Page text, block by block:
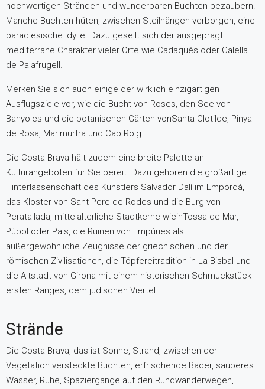
hochwertigen Stränden und wunderbaren Buchten bezaubern.
Manche Buchten hüten, zwischen Steilhängen verborgen, eine
paradiesische Idylle. Dazu gesellt sich der ausgeprägt
mediterrane Charakter vieler Orte wie Cadaqués oder Calella
de Palafrugell.
Merken Sie sich auch einige der wirklich einzigartigen
Ausflugsziele vor, wie die Bucht von Roses, den See von
Banyoles und die botanischen Gärten vonSanta Clotilde, Pinya
de Rosa, Marimurtra und Cap Roig.
Die Costa Brava hält zudem eine breite Palette an
Kulturangeboten für Sie bereit. Dazu gehören die großartige
Hinterlassenschaft des Künstlers Salvador Dalí im Empordà,
das Kloster von Sant Pere de Rodes und die Burg von
Peratallada, mittelalterliche Stadtkerne wieinTossa de Mar,
Púbol oder Pals, die Ruinen von Empúries als
außergewöhnliche Zeugnisse der griechischen und der
römischen Zivilisationen, die Töpfereitradition in La Bisbal und
die Altstadt von Girona mit einem historischen Schmuckstück
ersten Ranges, dem jüdischen Viertel.
Strände
Die Costa Brava, das ist Sonne, Strand, zwischen der
Vegetation versteckte Buchten, erfrischende Bäder, sauberes
Wasser, Ruhe, Spaziergänge auf den Rundwanderwegen,